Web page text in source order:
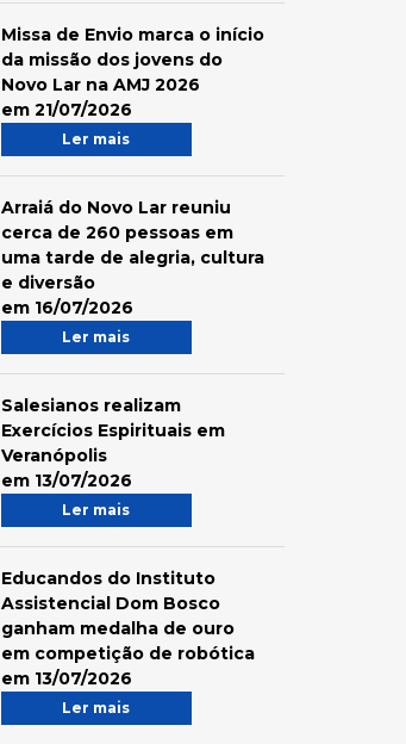
Missa de Envio marca o início
da missão dos jovens do
Novo Lar na AMJ 2026
em 21/07/2026
Ler mais
Arraiá do Novo Lar reuniu
cerca de 260 pessoas em
uma tarde de alegria, cultura
e diversão
em 16/07/2026
Ler mais
Salesianos realizam
Exercícios Espirituais em
Veranópolis
em 13/07/2026
Ler mais
Educandos do Instituto
Assistencial Dom Bosco
ganham medalha de ouro
em competição de robótica
em 13/07/2026
Ler mais